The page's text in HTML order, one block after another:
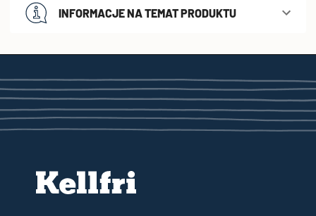
INFORMACJE NA TEMAT PRODUKTU